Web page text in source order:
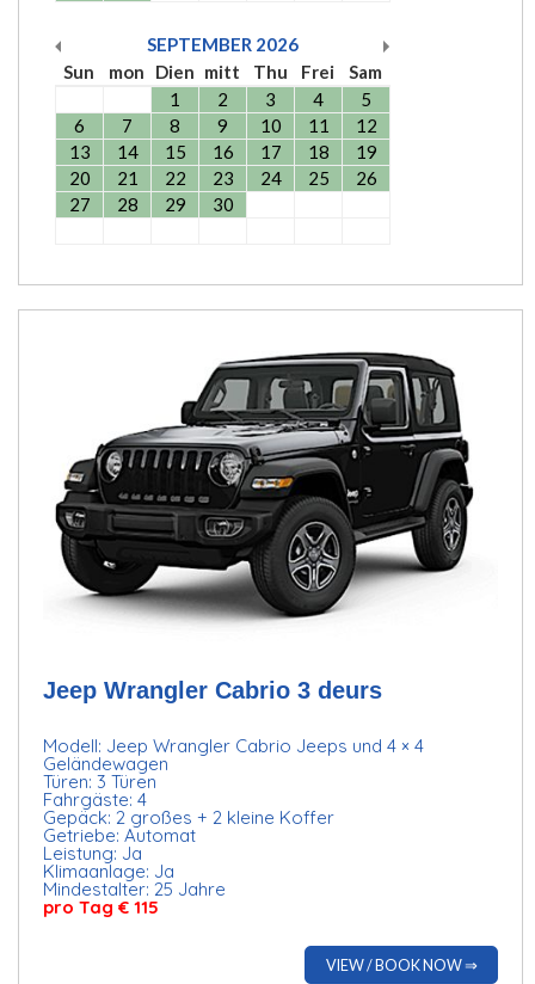
SEPTEMBER 2026
Sun
mon Dien mitt Thu Frei
Sam
1
2 3 4
5
6
7 8 9 10 11
12
13
14 15 16 17 18
19
20
21 22 23 24 25
26
27
28 29 30
Jeep Wrangler Cabrio 3 deurs
Modell: Jeep Wrangler Cabrio Jeeps und 4 × 4
Geländewagen
Türen: 3 Türen
Fahrgäste: 4
Gepäck: 2 großes + 2 kleine Koffer
Getriebe: Automat
Leistung: Ja
Klimaanlage: Ja
Mindestalter: 25 Jahre
pro Tag € 115
VIEW / BOOK NOW ⇒